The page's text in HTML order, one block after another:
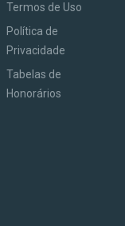
Termos de Uso
Política de
Privacidade
Tabelas de
Honorários